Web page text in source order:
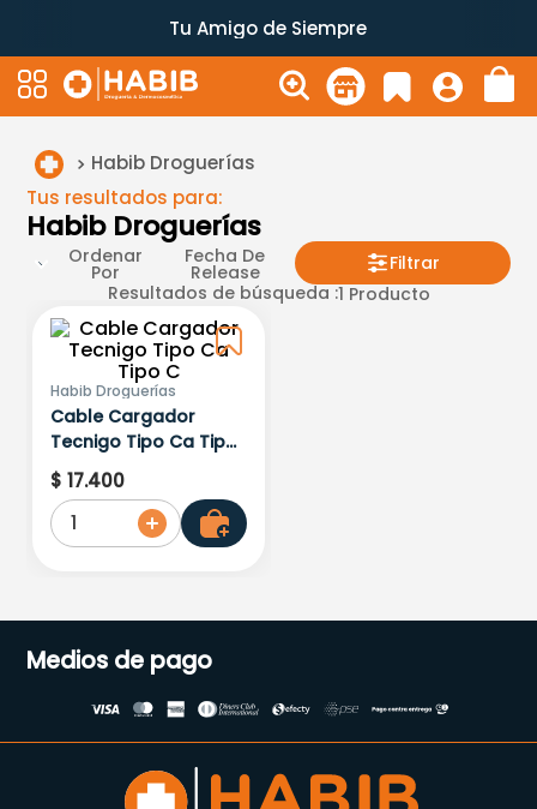
Tu Amigo de Siempre
Habib Droguerías
Tus resultados para:
Habib Droguerías
Ordenar
Por
Fecha De
Release
Filtrar
Resultados de búsqueda :1 Producto
Habib Droguerías
Cable Cargador
Tecnigo Tipo Ca Tipo
C
$ 17.400
1
Medios de pago